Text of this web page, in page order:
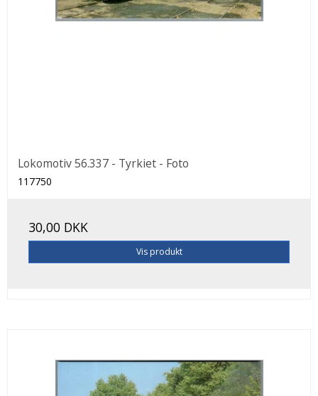
Lokomotiv 56.337 - Tyrkiet - Foto
117750
30,00 DKK
Vis produkt